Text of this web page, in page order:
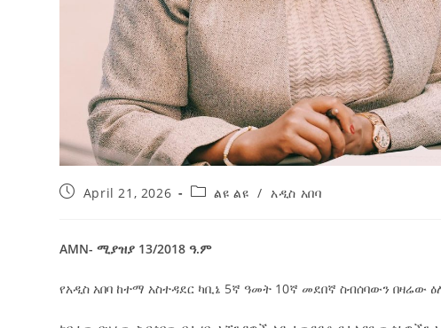
April 21, 2026 ልዩ ልዩ / አዲስ አበባ
AMN- ሚያዝያ 13/2018 ዓ.ም
የአዲስ አበባ ከተማ አስተዳደር ካቢኔ 5ኛ ዓመት 10ኛ መደበኛ ስብሰባውን በዛሬው